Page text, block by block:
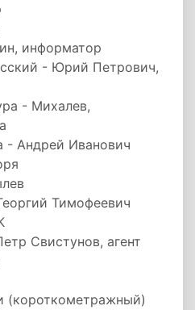
информатор
- Юрий Петрович,
- Михалев,
- Андрей Иванович
Тимофеевич
Свистунов, агент
(короткометражный)